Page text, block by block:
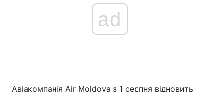
ad
Авіакомпанія Air Moldova з 1 серпня відновить